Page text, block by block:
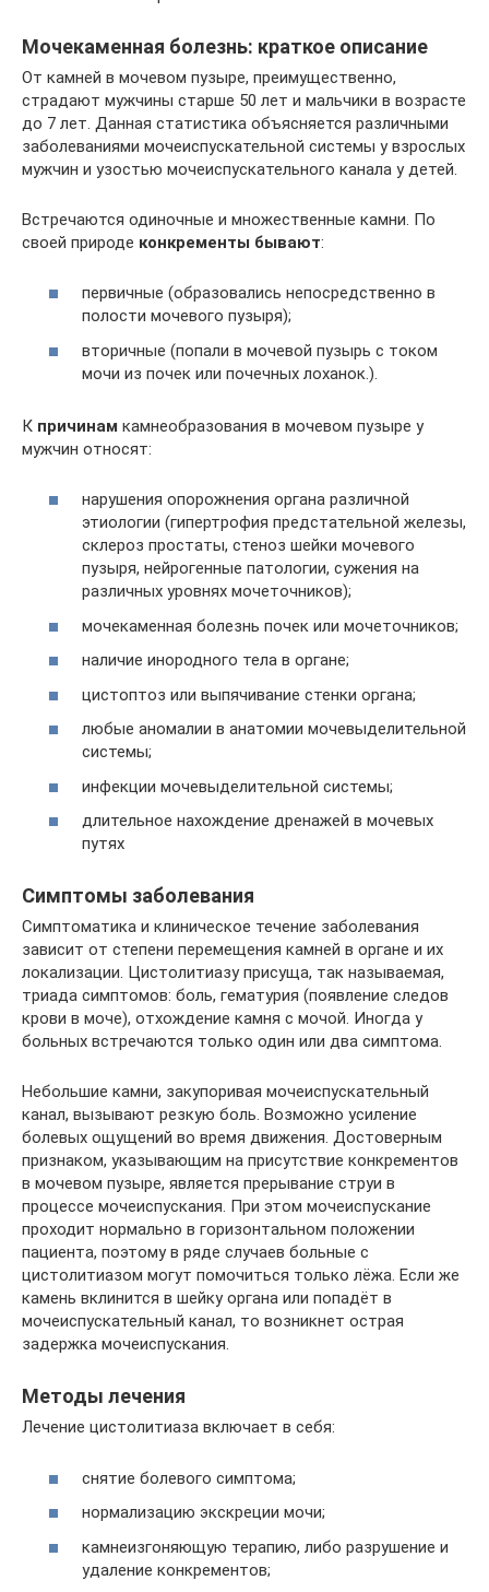
Мочекаменная болезнь: краткое описание
От камней в мочевом пузыре, преимущественно,
страдают мужчины старше 50 лет и мальчики в возрасте
до 7 лет. Данная статистика объясняется различными
заболеваниями мочеиспускательной системы у взрослых
мужчин и узостью мочеиспускательного канала у детей.
Встречаются одиночные и множественные камни. По
своей природе конкременты бывают:
первичные (образовались непосредственно в
полости мочевого пузыря);
вторичные (попали в мочевой пузырь с током
мочи из почек или почечных лоханок.).
К причинам камнеобразования в мочевом пузыре у
мужчин относят:
нарушения опорожнения органа различной
этиологии (гипертрофия предстательной железы,
склероз простаты, стеноз шейки мочевого
пузыря, нейрогенные патологии, сужения на
различных уровнях мочеточников);
мочекаменная болезнь почек или мочеточников;
наличие инородного тела в органе;
цистоптоз или выпячивание стенки органа;
любые аномалии в анатомии мочевыделительной
системы;
инфекции мочевыделительной системы;
длительное нахождение дренажей в мочевых
путях
Симптомы заболевания
Симптоматика и клиническое течение заболевания
зависит от степени перемещения камней в органе и их
локализации. Цистолитиазу присуща, так называемая,
триада симптомов: боль, гематурия (появление следов
крови в моче), отхождение камня с мочой. Иногда у
больных встречаются только один или два симптома.
Небольшие камни, закупоривая мочеиспускательный
канал, вызывают резкую боль. Возможно усиление
болевых ощущений во время движения. Достоверным
признаком, указывающим на присутствие конкрементов
в мочевом пузыре, является прерывание струи в
процессе мочеиспускания. При этом мочеиспускание
проходит нормально в горизонтальном положении
пациента, поэтому в ряде случаев больные с
цистолитиазом могут помочиться только лёжа. Если же
камень вклинится в шейку органа или попадёт в
мочеиспускательный канал, то возникнет острая
задержка мочеиспускания.
Методы лечения
Лечение цистолитиаза включает в себя:
снятие болевого симптома;
нормализацию экскреции мочи;
камнеизгоняющую терапию, либо разрушение и
удаление конкрементов;